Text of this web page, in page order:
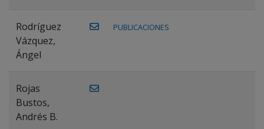
Rodríguez
Vázquez,
Ángel
PUBLICACIONES
Rojas
Bustos,
Andrés B.